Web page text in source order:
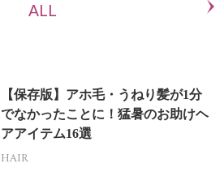
ALL
【保存版】アホ毛・うねり髪が1分
でなかったことに！猛暑のお助けヘ
アアイテム16選
HAIR